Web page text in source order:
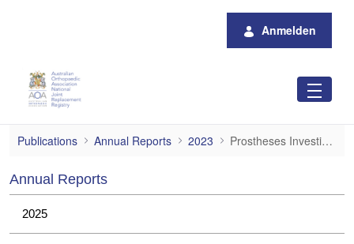
Anmelden
Prostheses Investigations
Publications Annual Reports 2023 Prostheses Investigations
Annual Reports
2025